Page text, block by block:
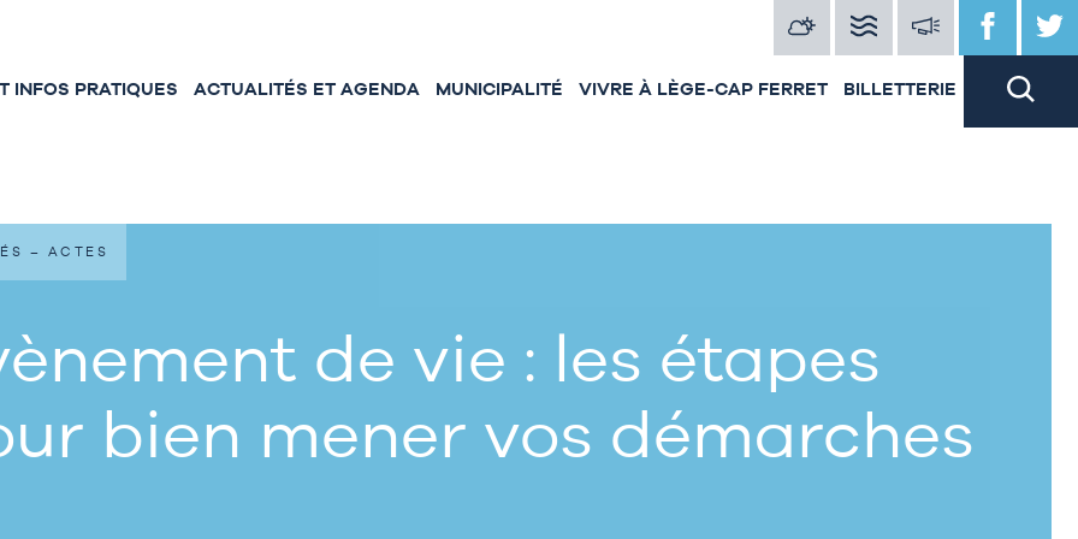
INFOS PRATIQUES ACTUALITÉS ET AGENDA MUNICIPALITÉ VIVRE À LÈGE-CAP FERRET BILLETTERIE
de vie : les étapes
bien mener vos démarches
– ACTES